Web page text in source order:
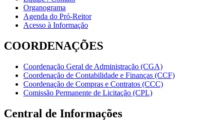
Organograma
Agenda do Pró-Reitor
Acesso à Informação
COORDENAÇÕES
Coordenação Geral de Administração (CGA)
Coordenação de Contabilidade e Finanças (CCF)
Coordenação de Compras e Contratos (CCC)
Comissão Permanente de Licitação (CPL)
Central de Informações